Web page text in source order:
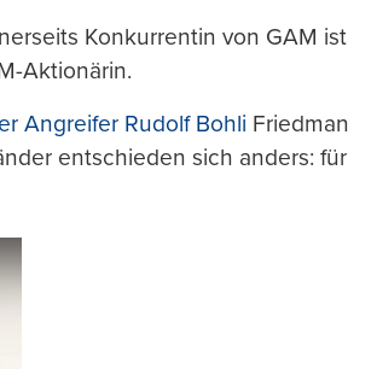
Konkurrentin von GAM ist
Aktionärin.
Angreifer Rudolf Bohli Friedman
entschieden sich anders: für